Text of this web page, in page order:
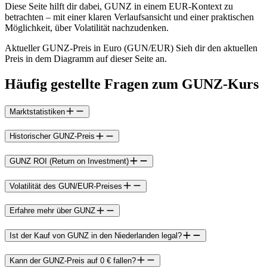
Diese Seite hilft dir dabei, GUNZ in einem EUR-Kontext zu
betrachten – mit einer klaren Verlaufsansicht und einer praktischen
Möglichkeit, über Volatilität nachzudenken.
Aktueller GUNZ-Preis in Euro (GUN/EUR) Sieh dir den aktuellen
Preis in dem Diagramm auf dieser Seite an.
Häufig gestellte Fragen zum GUNZ-Kurs
Marktstatistiken
Historischer GUNZ-Preis
GUNZ ROI (Return on Investment)
Volatilität des GUN/EUR-Preises
Erfahre mehr über GUNZ
Ist der Kauf von GUNZ in den Niederlanden legal?
Kann der GUNZ-Preis auf 0 € fallen?